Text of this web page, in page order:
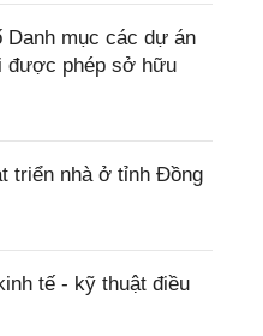
Danh mục các dự án
được phép sở hữu
triển nhà ở tỉnh Đồng
tế - kỹ thuật điều